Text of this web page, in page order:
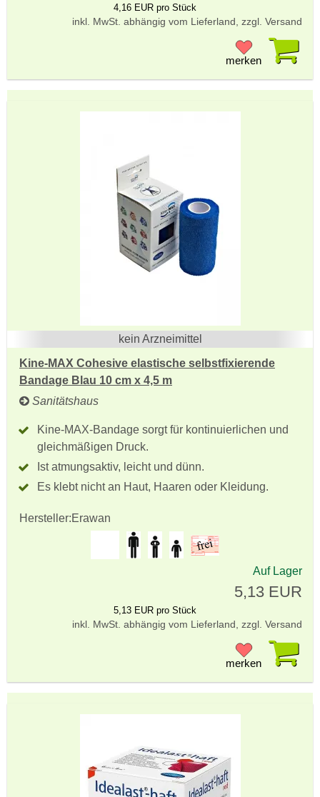
4,16 EUR pro Stück
inkl. MwSt. abhängig vom Lieferland, zzgl. Versand
merken
kein Arzneimittel
Kine-MAX Cohesive elastische selbstfixierende
Bandage Blau 10 cm x 4,5 m
Sanitätshaus
Kine-MAX-Bandage sorgt für kontinuierlichen und
gleichmäßigen Druck.
Ist atmungsaktiv, leicht und dünn.
Es klebt nicht an Haut, Haaren oder Kleidung.
Hersteller:Erawan
Auf Lager
5,13 EUR
5,13 EUR pro Stück
inkl. MwSt. abhängig vom Lieferland, zzgl. Versand
merken